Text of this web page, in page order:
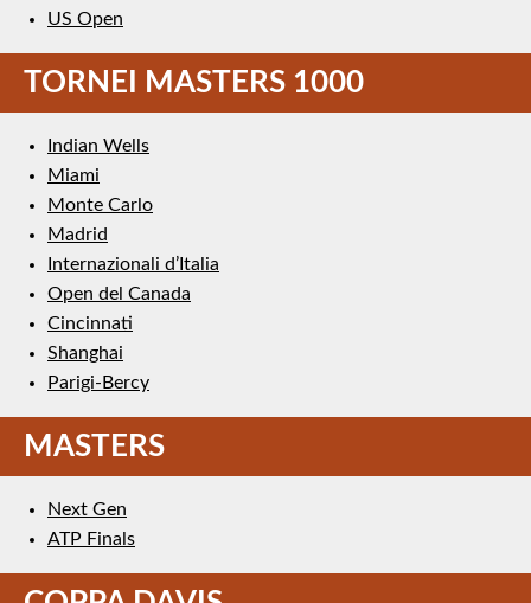
US Open
TORNEI MASTERS 1000
Indian Wells
Miami
Monte Carlo
Madrid
Internazionali d’Italia
Open del Canada
Cincinnati
Shanghai
Parigi-Bercy
MASTERS
Next Gen
ATP Finals